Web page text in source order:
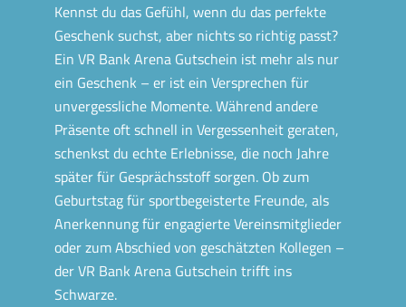
Kennst du das Gefühl, wenn du das perfekte
Geschenk suchst, aber nichts so richtig passt?
Ein VR Bank Arena Gutschein ist mehr als nur
ein Geschenk – er ist ein Versprechen für
unvergessliche Momente. Während andere
Präsente oft schnell in Vergessenheit geraten,
schenkst du echte Erlebnisse, die noch Jahre
später für Gesprächsstoff sorgen. Ob zum
Geburtstag für sportbegeisterte Freunde, als
Anerkennung für engagierte Vereinsmitglieder
oder zum Abschied von geschätzten Kollegen –
der VR Bank Arena Gutschein trifft ins
Schwarze.